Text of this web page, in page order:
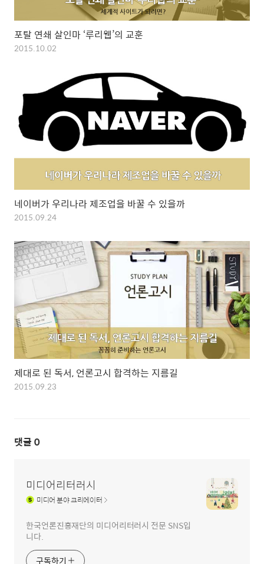
포탈 연쇄 살인마 ‘루리웹’의 교훈
2015.10.02
네이버가 우리나라 제조업을 바꿀 수 있을까
2015.09.24
제대로 된 독서, 언론고시 합격하는 지름길
2015.09.23
댓글 0
미디어리터러시
미디어분야 크리에이터
한국언론진흥재단의 미디어리터러시 전문 SNS입
니다.
구독하기